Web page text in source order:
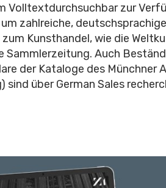
Volltextdurchsuchbar zur
zahlreiche,
Kunsthandel, wie die
Sammlerzeitung. Auch
der Kataloge des Münchner
sind über German Sales